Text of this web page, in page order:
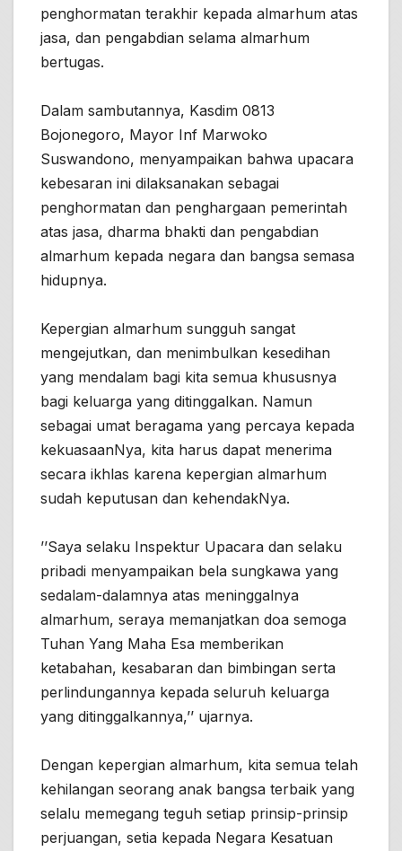
penghormatan terakhir kepada almarhum atas
jasa, dan pengabdian selama almarhum
bertugas.
Dalam sambutannya, Kasdim 0813
Bojonegoro, Mayor Inf Marwoko
Suswandono, menyampaikan bahwa upacara
kebesaran ini dilaksanakan sebagai
penghormatan dan penghargaan pemerintah
atas jasa, dharma bhakti dan pengabdian
almarhum kepada negara dan bangsa semasa
hidupnya.
Kepergian almarhum sungguh sangat
mengejutkan, dan menimbulkan kesedihan
yang mendalam bagi kita semua khususnya
bagi keluarga yang ditinggalkan. Namun
sebagai umat beragama yang percaya kepada
kekuasaanNya, kita harus dapat menerima
secara ikhlas karena kepergian almarhum
sudah keputusan dan kehendakNya.
’’Saya selaku Inspektur Upacara dan selaku
pribadi menyampaikan bela sungkawa yang
sedalam-dalamnya atas meninggalnya
almarhum, seraya memanjatkan doa semoga
Tuhan Yang Maha Esa memberikan
ketabahan, kesabaran dan bimbingan serta
perlindungannya kepada seluruh keluarga
yang ditinggalkannya,’’ ujarnya.
Dengan kepergian almarhum, kita semua telah
kehilangan seorang anak bangsa terbaik yang
selalu memegang teguh setiap prinsip-prinsip
perjuangan, setia kepada Negara Kesatuan